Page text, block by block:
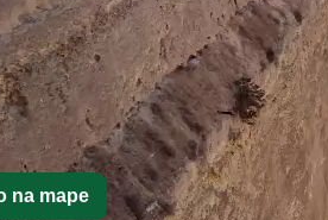
na mape